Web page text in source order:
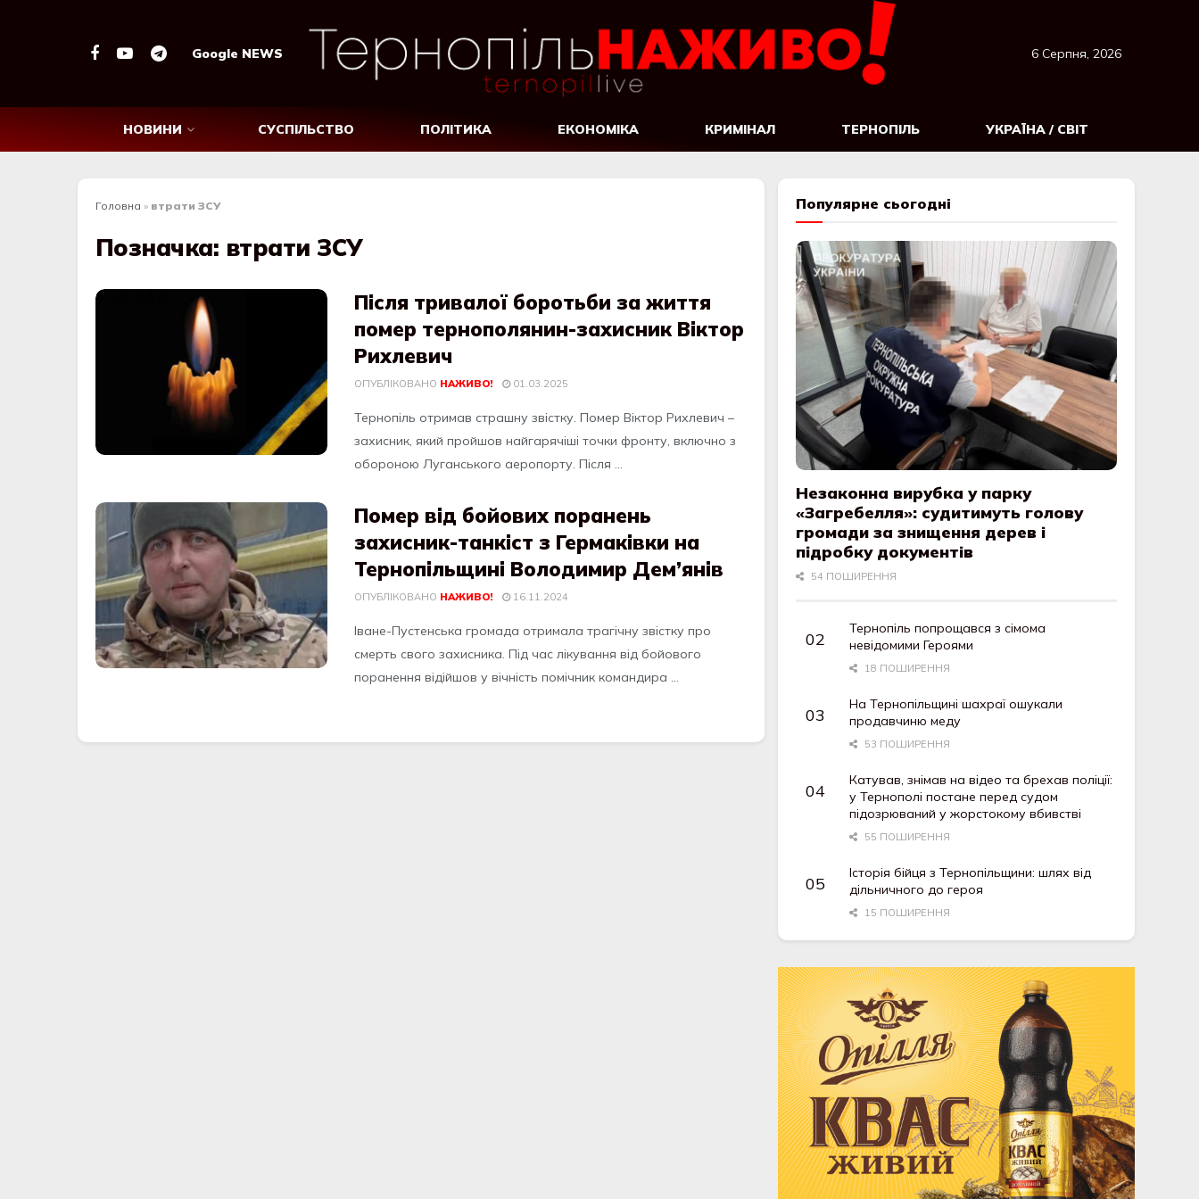
Google NEWS 6 Серпня, 2026
НОВИНИ СУСПІЛЬСТВО ПОЛІТИКА ЕКОНОМІКА КРИМІНАЛ ТЕРНОПІЛЬ УКРАЇНА / СВІТ
Головна » втрати ЗСУ
Позначка: втрати ЗСУ
Після тривалої боротьби за життя
помер тернополянин-захисник Віктор
Рихлевич
ОПУБЛІКОВАНО НАЖИВО! 01.03.2025
Тернопіль отримав страшну звістку. Помер Віктор Рихлевич –
захисник, який пройшов найгарячіші точки фронту, включно з
обороною Луганського аеропорту. Після ...
Помер від бойових поранень
захисник-танкіст з Гермаківки на
Тернопільщині Володимир Дем’янів
ОПУБЛІКОВАНО НАЖИВО! 16.11.2024
Іване-Пустенська громада отримала трагічну звістку про
смерть свого захисника. Під час лікування від бойового
поранення відійшов у вічність помічник командира ...
Популярне сьогодні
Незаконна вирубка у парку
«Загребелля»: судитимуть голову
громади за знищення дерев і
підробку документів
54 ПОШИРЕННЯ
Тернопіль попрощався з сімома
невідомими Героями
18 ПОШИРЕННЯ
На Тернопільщині шахраї ошукали
продавчиню меду
53 ПОШИРЕННЯ
Катував, знімав на відео та брехав поліції:
у Тернополі постане перед судом
підозрюваний у жорстокому вбивстві
55 ПОШИРЕННЯ
Історія бійця з Тернопільщини: шлях від
дільничного до героя
15 ПОШИРЕННЯ